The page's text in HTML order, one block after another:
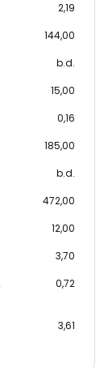
2,19
144,00
b.d.
15,00
0,16
185,00
b.d.
472,00
12,00
3,70
0,72
3,61